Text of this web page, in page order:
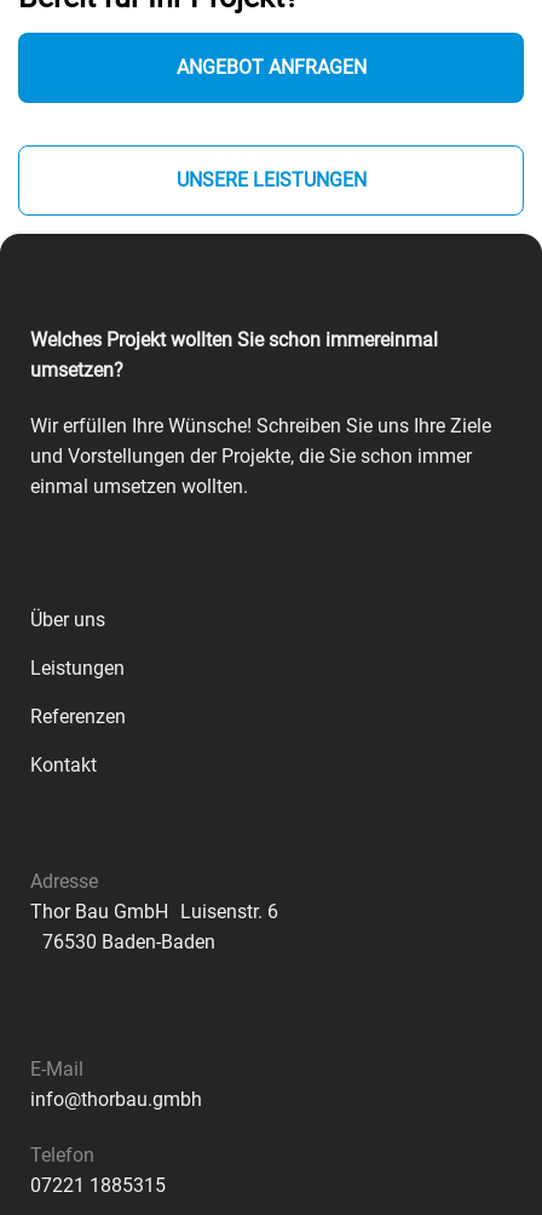
ANGEBOT ANFRAGEN
UNSERE LEISTUNGEN
Welches Projekt wollten Sie schon immereinmal
umsetzen?
Wir erfüllen Ihre Wünsche! Schreiben Sie uns Ihre Ziele
und Vorstellungen der Projekte, die Sie schon immer
einmal umsetzen wollten.
Über uns
Leistungen
Referenzen
Kontakt
Adresse
Thor Bau GmbH Luisenstr. 6
76530 Baden-Baden
E-Mail
info@thorbau.gmbh
Telefon
07221 1885315